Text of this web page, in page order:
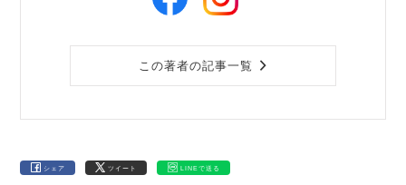
この著者の記事一覧
シェア ツイート LINEで送る